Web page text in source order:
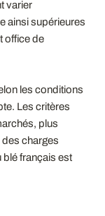
varier
ainsi supérieures
office de
les conditions
Les critères
plus
des charges
français est